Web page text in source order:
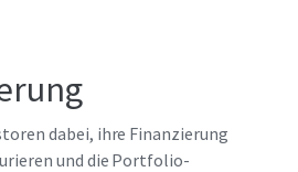
dabei, ihre Finanzierung
und die Portfolio-